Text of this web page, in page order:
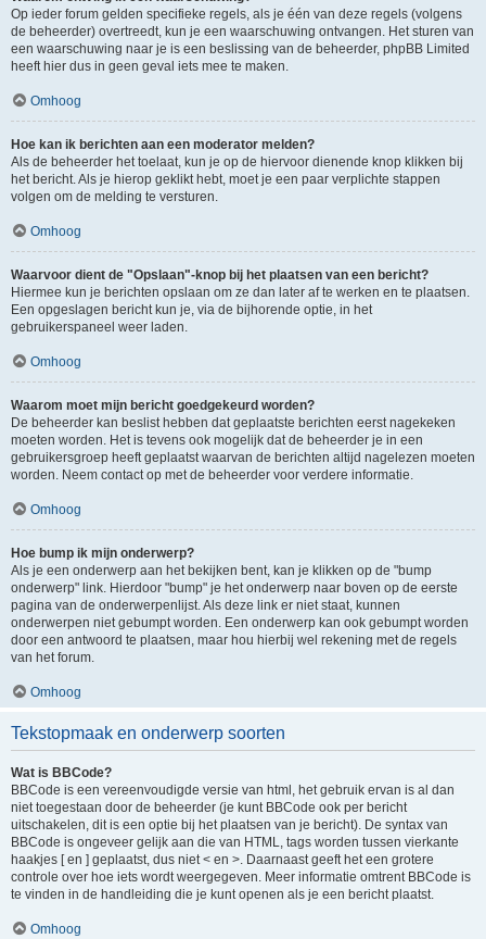
Op ieder forum gelden specifieke regels, als je één van deze regels (volgens
de beheerder) overtreedt, kun je een waarschuwing ontvangen. Het sturen van
een waarschuwing naar je is een beslissing van de beheerder, phpBB Limited
heeft hier dus in geen geval iets mee te maken.
Omhoog
Hoe kan ik berichten aan een moderator melden?
Als de beheerder het toelaat, kun je op de hiervoor dienende knop klikken bij
het bericht. Als je hierop geklikt hebt, moet je een paar verplichte stappen
volgen om de melding te versturen.
Omhoog
Waarvoor dient de "Opslaan"-knop bij het plaatsen van een bericht?
Hiermee kun je berichten opslaan om ze dan later af te werken en te plaatsen.
Een opgeslagen bericht kun je, via de bijhorende optie, in het
gebruikerspaneel weer laden.
Omhoog
Waarom moet mijn bericht goedgekeurd worden?
De beheerder kan beslist hebben dat geplaatste berichten eerst nagekeken
moeten worden. Het is tevens ook mogelijk dat de beheerder je in een
gebruikersgroep heeft geplaatst waarvan de berichten altijd nagelezen moeten
worden. Neem contact op met de beheerder voor verdere informatie.
Omhoog
Hoe bump ik mijn onderwerp?
Als je een onderwerp aan het bekijken bent, kan je klikken op de "bump
onderwerp" link. Hierdoor "bump" je het onderwerp naar boven op de eerste
pagina van de onderwerpenlijst. Als deze link er niet staat, kunnen
onderwerpen niet gebumpt worden. Een onderwerp kan ook gebumpt worden
door een antwoord te plaatsen, maar hou hierbij wel rekening met de regels
van het forum.
Omhoog
Tekstopmaak en onderwerp soorten
Wat is BBCode?
BBCode is een vereenvoudigde versie van html, het gebruik ervan is al dan
niet toegestaan door de beheerder (je kunt BBCode ook per bericht
uitschakelen, dit is een optie bij het plaatsen van je bericht). De syntax van
BBCode is ongeveer gelijk aan die van HTML, tags worden tussen vierkante
haakjes [ en ] geplaatst, dus niet < en >. Daarnaast geeft het een grotere
controle over hoe iets wordt weergegeven. Meer informatie omtrent BBCode is
te vinden in de handleiding die je kunt openen als je een bericht plaatst.
Omhoog